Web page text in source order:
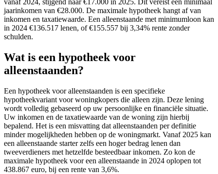
vanaf 2024, stijgend naar €17.000 in 2025. Dit vereist een minimaal
jaarinkomen van €28.000. De maximale hypotheek hangt af van
inkomen en taxatiewaarde. Een alleenstaande met minimumloon kan
in 2024 €136.517 lenen, of €155.557 bij 3,34% rente zonder
schulden.
Wat is een hypotheek voor
alleenstaanden?
Een hypotheek voor alleenstaanden is een specifieke
hypotheekvariant voor woningkopers die alleen zijn. Deze lening
wordt volledig gebaseerd op uw persoonlijke en financiële situatie.
Uw inkomen en de taxatiewaarde van de woning zijn hierbij
bepalend. Het is een misvatting dat alleenstaanden per definitie
minder mogelijkheden hebben op de woningmarkt. Vanaf 2025 kan
een alleenstaande starter zelfs een hoger bedrag lenen dan
tweeverdieners met hetzelfde besteedbaar inkomen. Zo kon de
maximale hypotheek voor een alleenstaande in 2024 oplopen tot
438.867 euro, bij een rente van 3,6%.